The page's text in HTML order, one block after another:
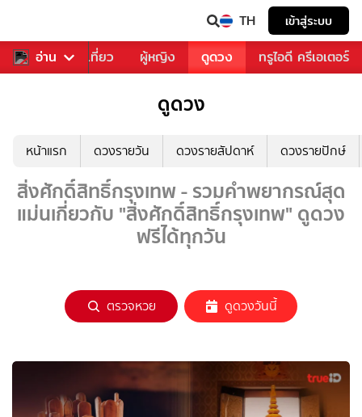
TH เข้าสู่ระบบ
อ่าน
อาหาร ท่องเที่ยว ผู้หญิง ดูดวง ทรูไอดี ครีเอเตอร์
ดูดวง
หน้าแรก ดวงรายวัน ดวงรายสัปดาห์ ดวงรายปักษ์
สิ่งศักดิ์สิทธิ์กรุงเทพ - รวมคำพยากรณ์สุด
แม่นเกี่ยวกับ "สิ่งศักดิ์สิทธิ์กรุงเทพ" ดูดวง
ฟรีได้ทุกวัน
ตรวจหวย ดูดวงวันนี้